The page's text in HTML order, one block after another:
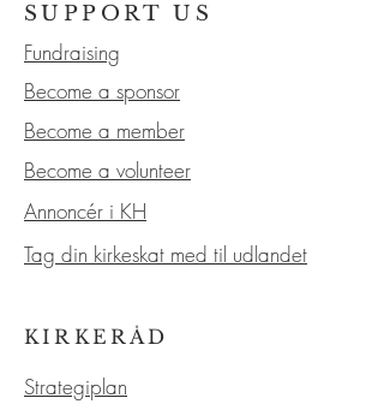
SUPPORT US
Fundraising
Become a sponsor
Become a member
Become a volunteer
Annoncér i KH
Tag din kirkeskat med til udlandet
KIRKERÅD
Strategiplan